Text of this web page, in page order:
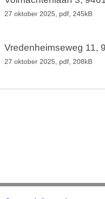
27 oktober 2025, pdf, 245kB
Vredenheimseweg 11,
27 oktober 2025, pdf, 208kB